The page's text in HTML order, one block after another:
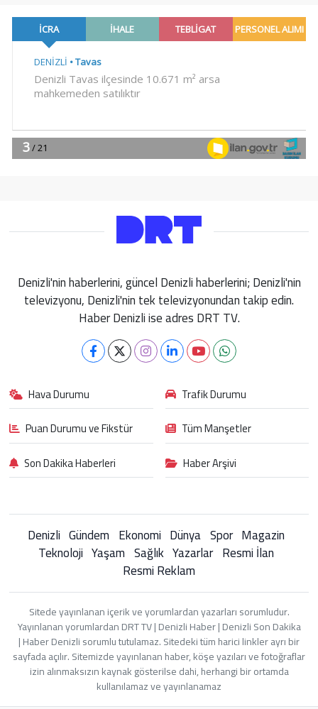
Denizli'nin haberlerini, güncel Denizli haberlerini; Denizli'nin
televizyonu, Denizli'nin tek televizyonundan takip edin.
Haber Denizli ise adres DRT TV.
Hava Durumu
Trafik Durumu
Puan Durumu ve Fikstür
Tüm Manşetler
Son Dakika Haberleri
Haber Arşivi
Denizli Gündem Ekonomi Dünya Spor Magazin
Teknoloji Yaşam Sağlık Yazarlar Resmi İlan
Resmi Reklam
Sitede yayınlanan içerik ve yorumlardan yazarları sorumludur.
Yayınlanan yorumlardan DRT TV | Denizli Haber | Denizli Son Dakika
| Haber Denizli sorumlu tutulamaz. Sitedeki tüm harici linkler ayrı bir
sayfada açılır. Sitemizde yayınlanan haber, köşe yazıları ve fotoğraflar
izin alınmaksızın kaynak gösterilse dahi, herhangi bir ortamda
kullanılamaz ve yayınlanamaz